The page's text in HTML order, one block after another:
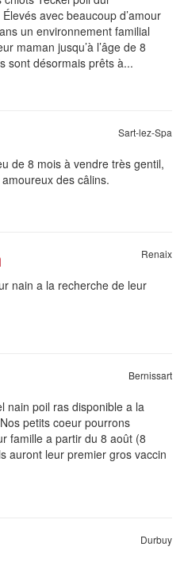
avec beaucoup d’amour
un environnement familial
maman jusqu’à l’âge de 8
sont désormais prêts à...
Sart-lez-Spa
de 8 mois à vendre très gentil,
des câlins.
Renaix
nain a la recherche de leur
Bernissart
nain poil ras disponible a la
petits coeur pourrons
famille a partir du 8 août (8
auront leur premier gros vaccin
Durbuy